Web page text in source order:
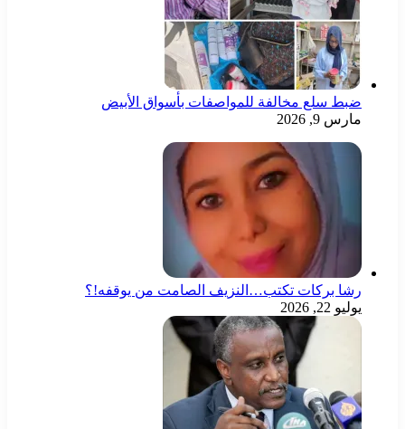
ضبط سلع مخالفة للمواصفات بأسواق الأبيض
مارس 9, 2026
رشا بركات تكتب…النزيف الصامت من يوقفه!؟
يوليو 22, 2026